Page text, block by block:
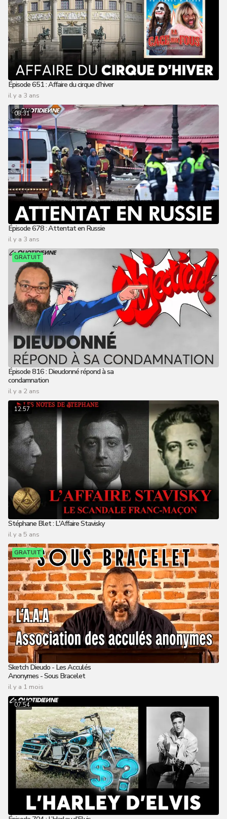
Épisode 651 : Affaire du cirque d’hiver
il y a 3 ans
08:31
Épisode 678 : Attentat en Russie
il y a 3 ans
GRATUIT
Épisode 816 : Dieudonné répond à sa
condamnation
il y a 2 ans
12:57
Stéphane Blet : L'Affaire Stavisky
il y a 5 ans
GRATUIT
Sketch Dieudo - Les Acculés
Anonymes - Sous Bracelet
il y a 1 mois
07:54